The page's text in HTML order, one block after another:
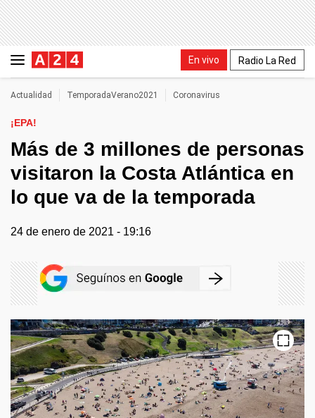
En vivo Radio La Red
Actualidad TemporadaVerano2021 Coronavirus
¡EPA!
Más de 3 millones de personas
visitaron la Costa Atlántica en
lo que va de la temporada
24 de enero de 2021 - 19:16